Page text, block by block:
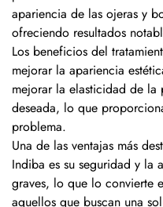
apariencia de las ojeras y
ofreciendo resultados
Los beneficios del
mejorar la apariencia
mejorar la elasticidad de
deseada, lo que
problema.
Una de las ventajas más
Indiba es su seguridad y la
graves, lo que lo convierte
aquellos que buscan una